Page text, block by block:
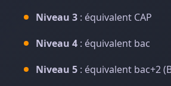
Niveau 3 : équivalent CAP
Niveau 4 : équivalent bac
Niveau 5 : équivalent bac+2